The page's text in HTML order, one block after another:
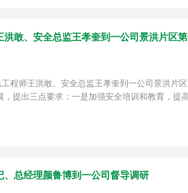
洪敢、安全总监王孝奎到一公司景洪片区
程师王洪敢、安全总监王孝奎到一公司景洪片
，提出三点要求：一是加强安全培训和教育，提
、总经理颜鲁博到一公司督导调研